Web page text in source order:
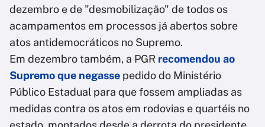
dezembro e de "desmobilização" de todos os
acampamentos em processos já abertos sobre
atos antidemocráticos no Supremo.
Em dezembro também, a PGR recomendou ao
Supremo que negasse pedido do Ministério
Público Estadual para que fossem ampliadas as
medidas contra os atos em rodovias e quartéis no